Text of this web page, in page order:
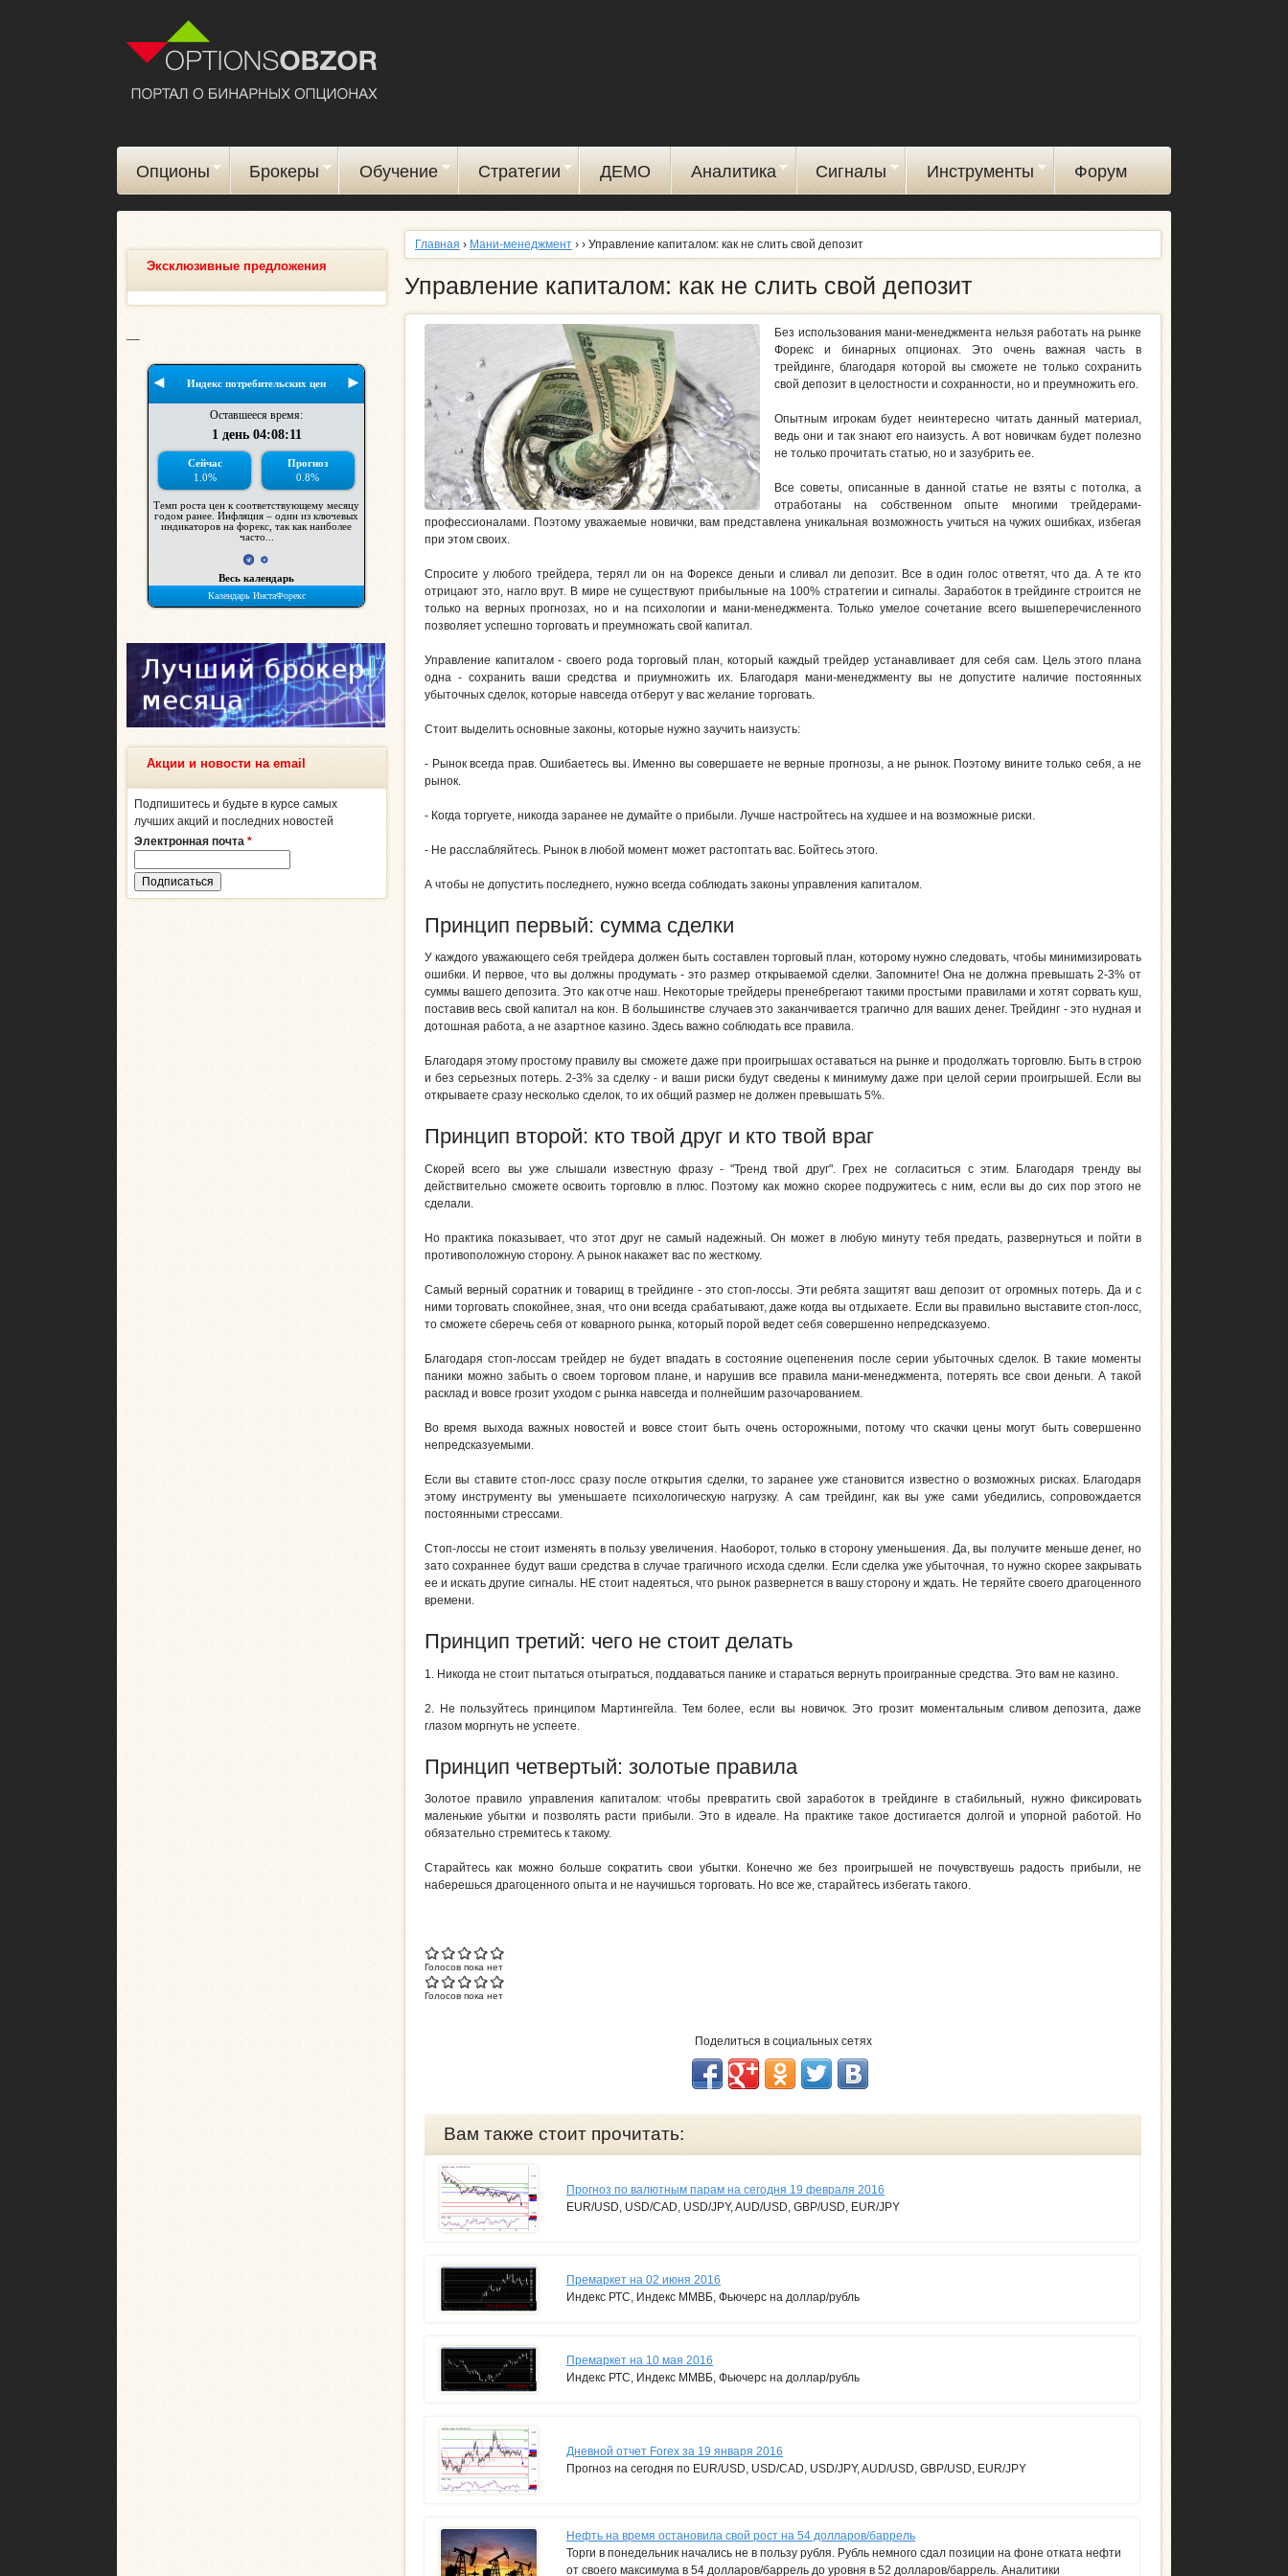
Опционы Брокеры Обучение Стратегии ДЕМО Аналитика Сигналы Инструменты Форум
Главная › Мани-менеджмент › › Управление капиталом: как не слить свой депозит
Управление капиталом: как не слить свой депозит
Без использования мани-менеджмента нельзя работать на рынке
Форекс и бинарных опционах. Это очень важная часть в
трейдинге, благодаря которой вы сможете не только сохранить
свой депозит в целостности и сохранности, но и преумножить его.
Опытным игрокам будет неинтересно читать данный материал,
ведь они и так знают его наизусть. А вот новичкам будет полезно
не только прочитать статью, но и зазубрить ее.
Все советы, описанные в данной статье не взяты с потолка, а
отработаны на собственном опыте многими трейдерами-
профессионалами. Поэтому уважаемые новички, вам представлена уникальная возможность учиться на чужих ошибках, избегая
при этом своих.
Спросите у любого трейдера, терял ли он на Форексе деньги и сливал ли депозит. Все в один голос ответят, что да. А те кто
отрицают это, нагло врут. В мире не существуют прибыльные на 100% стратегии и сигналы. Заработок в трейдинге строится не
только на верных прогнозах, но и на психологии и мани-менеджмента. Только умелое сочетание всего вышеперечисленного
позволяет успешно торговать и преумножать свой капитал.
Управление капиталом - своего рода торговый план, который каждый трейдер устанавливает для себя сам. Цель этого плана
одна - сохранить ваши средства и приумножить их. Благодаря мани-менеджменту вы не допустите наличие постоянных
убыточных сделок, которые навсегда отберут у вас желание торговать.
Стоит выделить основные законы, которые нужно заучить наизусть:
- Рынок всегда прав. Ошибаетесь вы. Именно вы совершаете не верные прогнозы, а не рынок. Поэтому вините только себя, а не
рынок.
- Когда торгуете, никогда заранее не думайте о прибыли. Лучше настройтесь на худшее и на возможные риски.
- Не расслабляйтесь. Рынок в любой момент может растоптать вас. Бойтесь этого.
А чтобы не допустить последнего, нужно всегда соблюдать законы управления капиталом.
Принцип первый: сумма сделки
У каждого уважающего себя трейдера должен быть составлен торговый план, которому нужно следовать, чтобы минимизировать
ошибки. И первое, что вы должны продумать - это размер открываемой сделки. Запомните! Она не должна превышать 2-3% от
суммы вашего депозита. Это как отче наш. Некоторые трейдеры пренебрегают такими простыми правилами и хотят сорвать куш,
поставив весь свой капитал на кон. В большинстве случаев это заканчивается трагично для ваших денег. Трейдинг - это нудная и
дотошная работа, а не азартное казино. Здесь важно соблюдать все правила.
Благодаря этому простому правилу вы сможете даже при проигрышах оставаться на рынке и продолжать торговлю. Быть в строю
и без серьезных потерь. 2-3% за сделку - и ваши риски будут сведены к минимуму даже при целой серии проигрышей. Если вы
открываете сразу несколько сделок, то их общий размер не должен превышать 5%.
Принцип второй: кто твой друг и кто твой враг
Скорей всего вы уже слышали известную фразу - "Тренд твой друг". Грех не согласиться с этим. Благодаря тренду вы
действительно сможете освоить торговлю в плюс. Поэтому как можно скорее подружитесь с ним, если вы до сих пор этого не
сделали.
Но практика показывает, что этот друг не самый надежный. Он может в любую минуту тебя предать, развернуться и пойти в
противоположную сторону. А рынок накажет вас по жесткому.
Самый верный соратник и товарищ в трейдинге - это стоп-лоссы. Эти ребята защитят ваш депозит от огромных потерь. Да и с
ними торговать спокойнее, зная, что они всегда срабатывают, даже когда вы отдыхаете. Если вы правильно выставите стоп-лосс,
то сможете сберечь себя от коварного рынка, который порой ведет себя совершенно непредсказуемо.
Благодаря стоп-лоссам трейдер не будет впадать в состояние оцепенения после серии убыточных сделок. В такие моменты
паники можно забыть о своем торговом плане, и нарушив все правила мани-менеджмента, потерять все свои деньги. А такой
расклад и вовсе грозит уходом с рынка навсегда и полнейшим разочарованием.
Во время выхода важных новостей и вовсе стоит быть очень осторожными, потому что скачки цены могут быть совершенно
непредсказуемыми.
Если вы ставите стоп-лосс сразу после открытия сделки, то заранее уже становится известно о возможных рисках. Благодаря
этому инструменту вы уменьшаете психологическую нагрузку. А сам трейдинг, как вы уже сами убедились, сопровождается
постоянными стрессами.
Стоп-лоссы не стоит изменять в пользу увеличения. Наоборот, только в сторону уменьшения. Да, вы получите меньше денег, но
зато сохраннее будут ваши средства в случае трагичного исхода сделки. Если сделка уже убыточная, то нужно скорее закрывать
ее и искать другие сигналы. НЕ стоит надеяться, что рынок развернется в вашу сторону и ждать. Не теряйте своего драгоценного
времени.
Принцип третий: чего не стоит делать
1. Никогда не стоит пытаться отыграться, поддаваться панике и стараться вернуть проигранные средства. Это вам не казино.
2. Не пользуйтесь принципом Мартингейла. Тем более, если вы новичок. Это грозит моментальным сливом депозита, даже
глазом моргнуть не успеете.
Принцип четвертый: золотые правила
Золотое правило управления капиталом: чтобы превратить свой заработок в трейдинге в стабильный, нужно фиксировать
маленькие убытки и позволять расти прибыли. Это в идеале. На практике такое достигается долгой и упорной работой. Но
обязательно стремитесь к такому.
Старайтесь как можно больше сократить свои убытки. Конечно же без проигрышей не почувствуешь радость прибыли, не
наберешься драгоценного опыта и не научишься торговать. Но все же, старайтесь избегать такого.
Голосов пока нет
Голосов пока нет
Поделиться в социальных сетях
Вам также стоит прочитать:
Прогноз по валютным парам на сегодня 19 февраля 2016
EUR/USD, USD/CAD, USD/JPY, AUD/USD, GBP/USD, EUR/JPY
Премаркет на 02 июня 2016
Индекс РТС, Индекс ММВБ, Фьючерс на доллар/рубль
Премаркет на 10 мая 2016
Индекс РТС, Индекс ММВБ, Фьючерс на доллар/рубль
Дневной отчет Forex за 19 января 2016
Прогноз на сегодня по EUR/USD, USD/CAD, USD/JPY, AUD/USD, GBP/USD, EUR/JPY
Нефть на время остановила свой рост на 54 долларов/баррель
Торги в понедельник начались не в пользу рубля. Рубль немного сдал позиции на фоне отката нефти
от своего максимума в 54 долларов/баррель до уровня в 52 долларов/баррель. Аналитики
Эксклюзивные предложения
Акции и новости на email
Подпишитесь и будьте в курсе самых
лучших акций и последних новостей
Электронная почта *